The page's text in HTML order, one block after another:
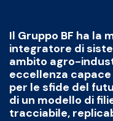
Il Gruppo BF ha la
integratore di
ambito agro-
eccellenza
per le sfide del
di un modello di
tracciabile,